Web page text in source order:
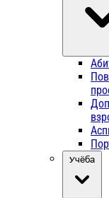
Учёба